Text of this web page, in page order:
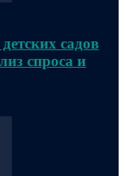
садов
спроса и